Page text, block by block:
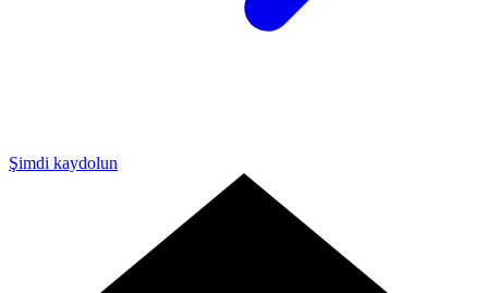
Şimdi kaydolun